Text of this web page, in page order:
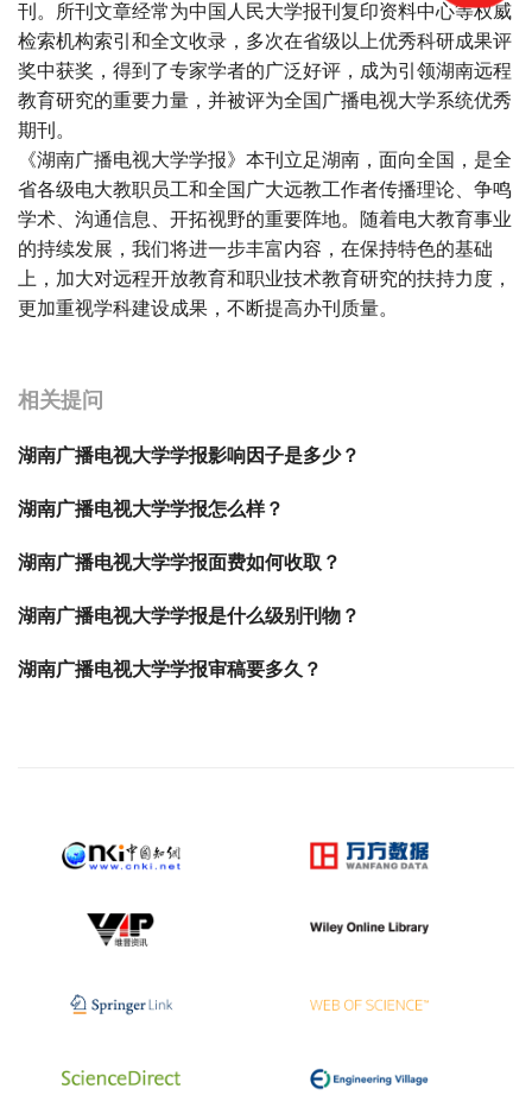
刊。所刊文章经常为中国人民大学报刊复印资料中心等权威
检索机构索引和全文收录，多次在省级以上优秀科研成果评
奖中获奖，得到了专家学者的广泛好评，成为引领湖南远程
教育研究的重要力量，并被评为全国广播电视大学系统优秀
期刊。
《湖南广播电视大学学报》本刊立足湖南，面向全国，是全
省各级电大教职员工和全国广大远教工作者传播理论、争鸣
学术、沟通信息、开拓视野的重要阵地。随着电大教育事业
的持续发展，我们将进一步丰富内容，在保持特色的基础
上，加大对远程开放教育和职业技术教育研究的扶持力度，
更加重视学科建设成果，不断提高办刊质量。
相关提问
湖南广播电视大学学报影响因子是多少？
湖南广播电视大学学报怎么样？
湖南广播电视大学学报面费如何收取？
湖南广播电视大学学报是什么级别刊物？
湖南广播电视大学学报审稿要多久？